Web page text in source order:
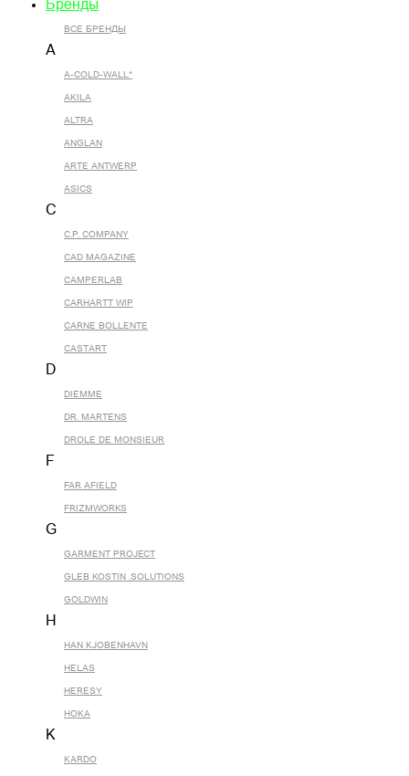
Бренды
ВСЕ БРЕНДЫ
A
A-COLD-WALL*
AKILA
ALTRA
ANGLAN
ARTE ANTWERP
ASICS
C
C.P. COMPANY
CAD MAGAZINE
CAMPERLAB
CARHARTT WIP
CARNE BOLLENTE
CASTART
D
DIEMME
DR. MARTENS
DROLE DE MONSIEUR
F
FAR AFIELD
FRIZMWORKS
G
GARMENT PROJECT
GLEB KOSTIN .SOLUTIONS
GOLDWIN
H
HAN KJOBENHAVN
HELAS
HERESY
HOKA
K
KARDO